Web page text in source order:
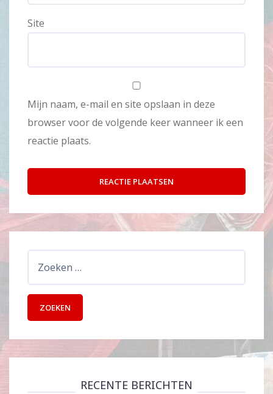
Site
Mijn naam, e-mail en site opslaan in deze
browser voor de volgende keer wanneer ik een
reactie plaats.
RECENTE BERICHTEN